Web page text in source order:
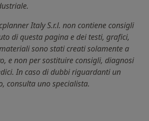
Italy S.r.l. non contiene consigli
di questa pagina e dei testi, grafici,
sono stati creati solamente a
e non per sostituire consigli, diagnosi
In caso di dubbi riguardanti un
consulta uno specialista.